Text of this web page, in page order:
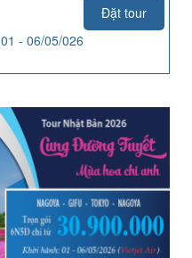
Đặt tour
01 - 06/05/026